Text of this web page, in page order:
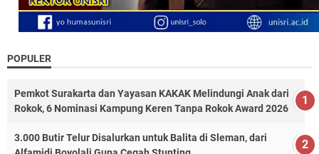
POPULER
Pemkot Surakarta dan Yayasan KAKAK Melindungi Anak dari
Rokok, 6 Nominasi Kampung Keren Tanpa Rokok Award 2026
3.000 Butir Telur Disalurkan untuk Balita di Sleman, dari